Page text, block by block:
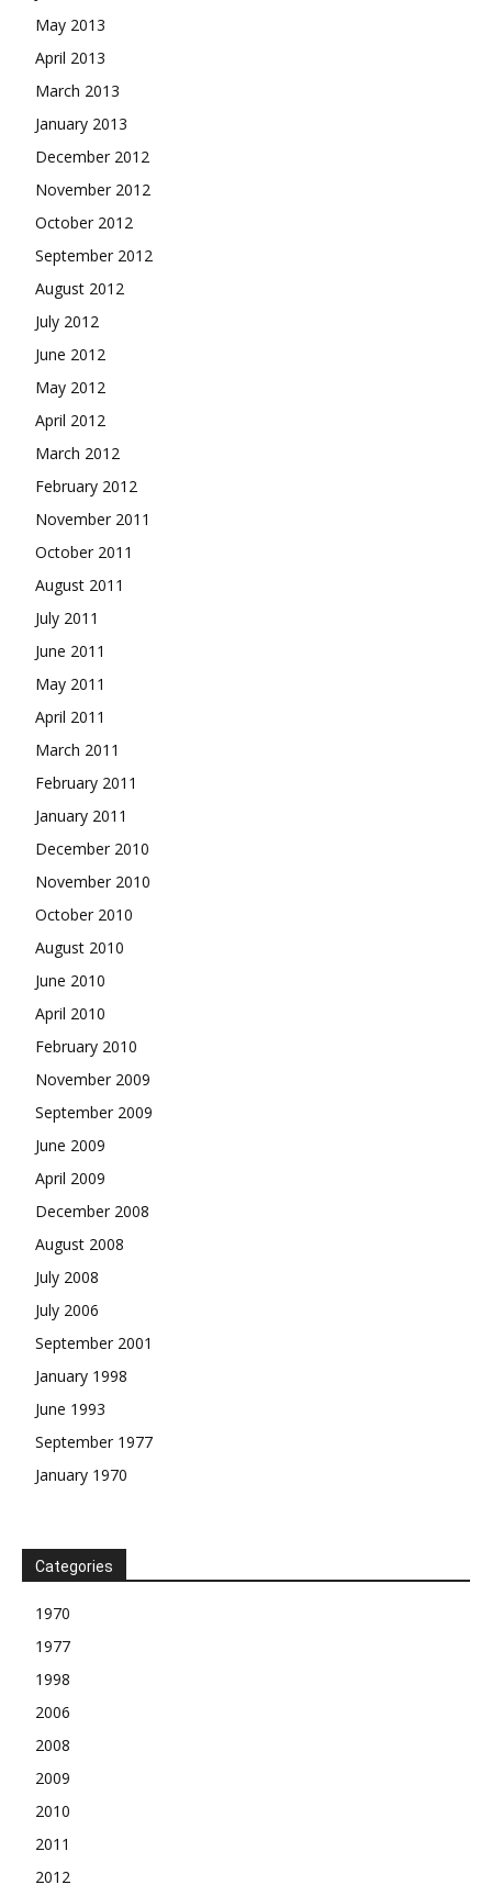
May 2013
April 2013
March 2013
January 2013
December 2012
November 2012
October 2012
September 2012
August 2012
July 2012
June 2012
May 2012
April 2012
March 2012
February 2012
November 2011
October 2011
August 2011
July 2011
June 2011
May 2011
April 2011
March 2011
February 2011
January 2011
December 2010
November 2010
October 2010
August 2010
June 2010
April 2010
February 2010
November 2009
September 2009
June 2009
April 2009
December 2008
August 2008
July 2008
July 2006
September 2001
January 1998
June 1993
September 1977
January 1970
Categories
1970
1977
1998
2006
2008
2009
2010
2011
2012